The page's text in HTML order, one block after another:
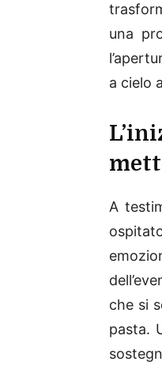
una
a cielo
A
che si
pasta.